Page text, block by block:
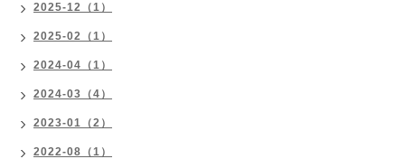
2025-12（1）
2025-02（1）
2024-04（1）
2024-03（4）
2023-01（2）
2022-08（1）